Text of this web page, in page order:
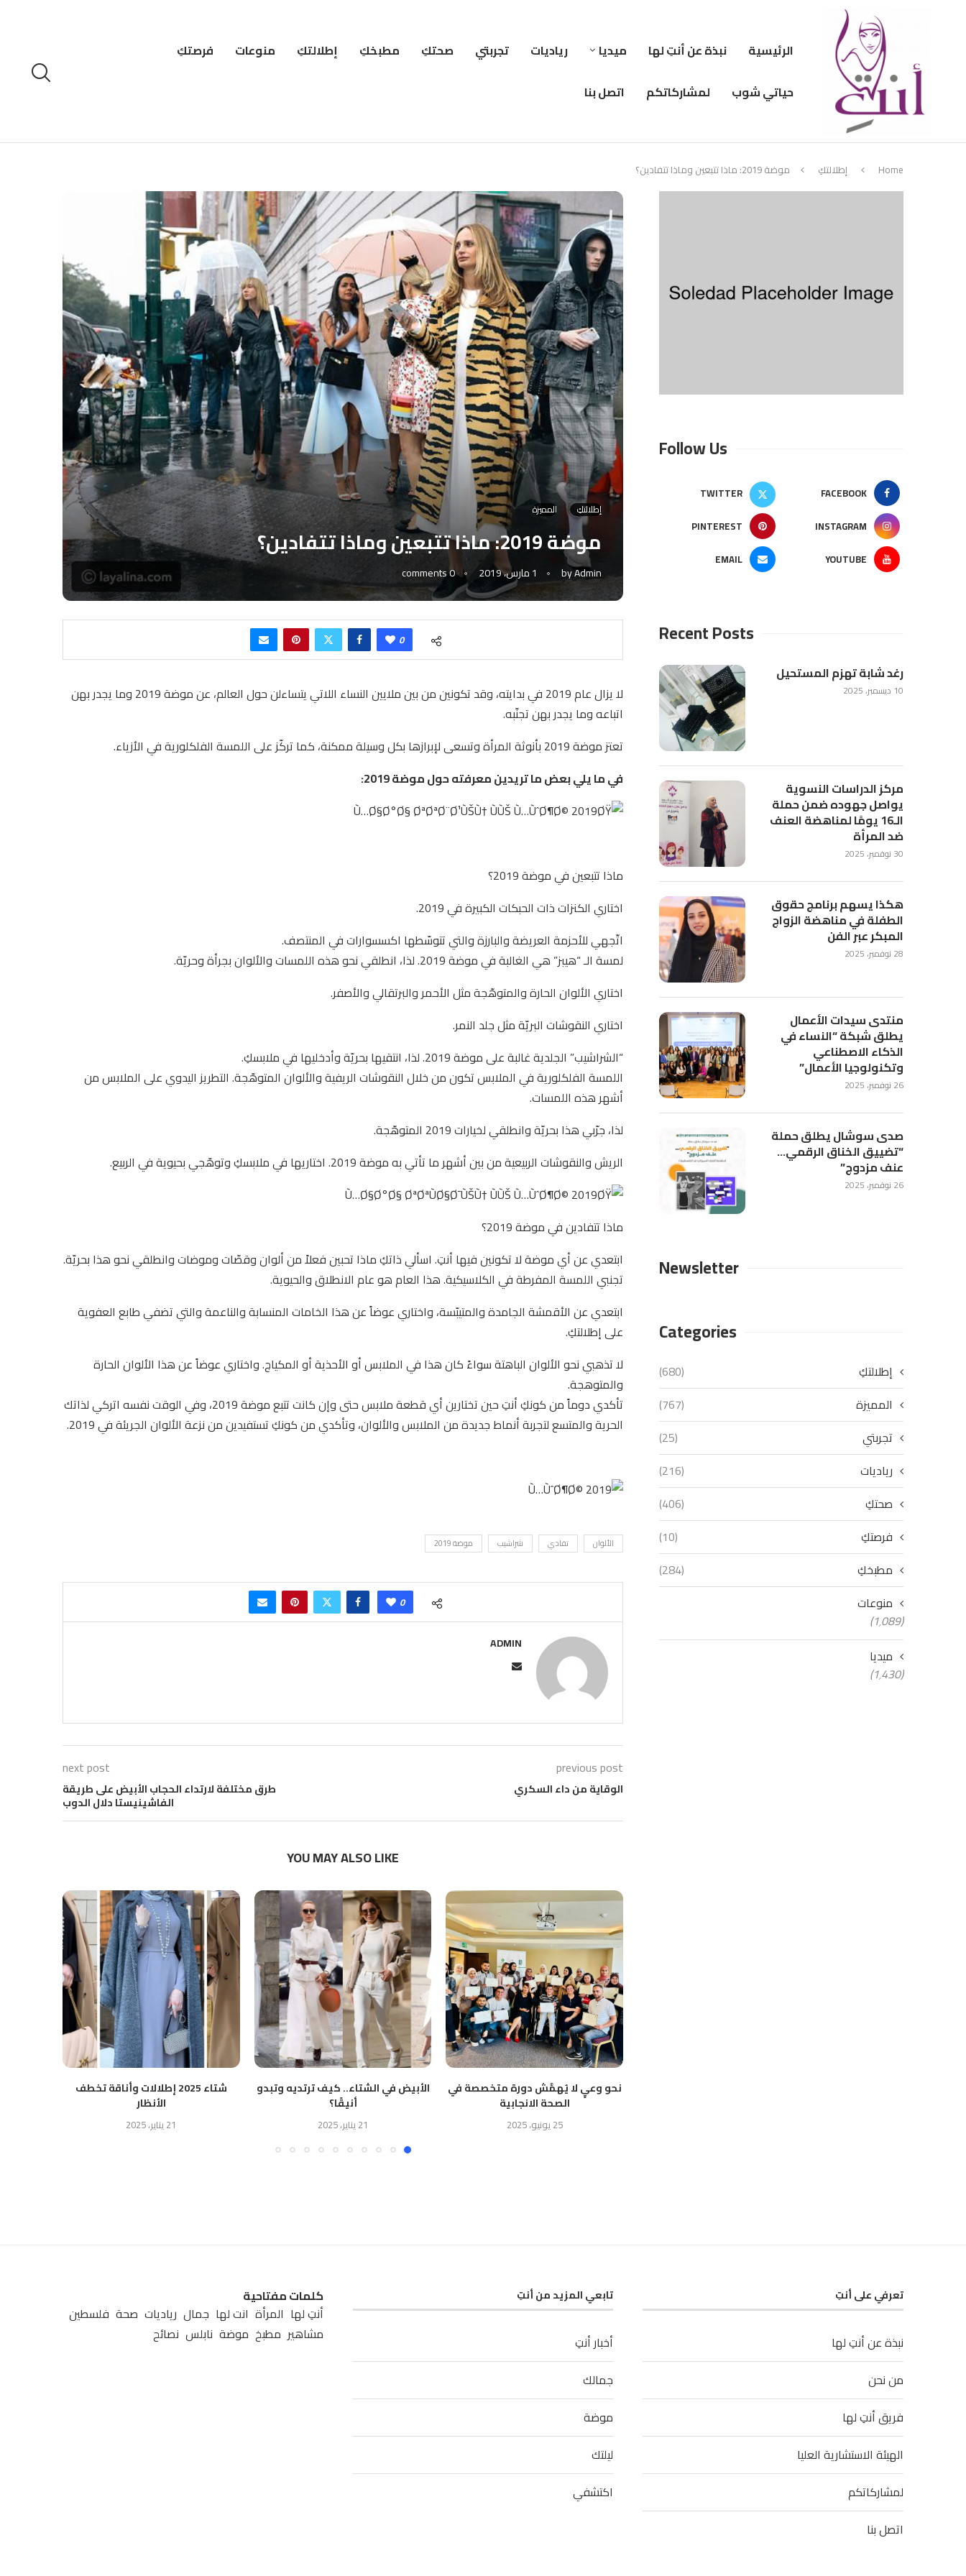
الرئيسية نبذة عن أنتِ لها ميديا رياديات تجربتي صحتكِ مطبخكِ إطلالتكِ منوعات
فرصتكِ
حياتي شوب
لمشاركاتكم اتصل بنا
Home إطلالتكِ موضة 2019: ماذا تتبعين وماذا تتفادين؟
إطلالتكِ المميزة
موضة 2019: ماذا تتبعين وماذا تتفادين؟
byAdmin 1 مارس، 2019 0 comments
0
لا يزال عام 2019 في بدايته، وقد تكونين من بين ملايين النساء اللاتي يتساءلن حول العالم، عن موضة 2019 وما يجدر بهن
اتباعه وما يجدر بهن تجنّبه.
تعتز موضة 2019 بأنوثة المرأة وتسعى لإبرازها بكل وسيلة ممكنة، كما تركّز على اللمسة الفلكلورية في الأزياء.
في ما يلي بعض ما تريدين معرفته حول موضة 2019:
ماذا تتبعين في موضة 2019؟
اختاري الكنزات ذات الحبكات الكبيرة في 2019.
اتّجهي للأحزمة العريضة والبارزة والتي تتوسّطها اكسسوارات في المنتصف.
لمسة الـ “هيبز” هي الغالبة في موضة 2019. لذا، انطلقي نحو هذه اللمسات والألوان بجرأة وحريّة.
اختاري الألوان الحارة والمتوهّجة مثل الأحمر والبرتقالي والأصفر.
اختاري النقوشات البريّة مثل جلد النمر.
“الشراشيب” الجلدية غالبة على موضة 2019. لذا، انتقيها بحريّة وأدخليها في ملابسكِ.
اللمسة الفلكلورية في الملابس تكون من خلال النقوشات الريفية والألوان المتوهّجة. التطريز اليدوي على الملابس من
أشهر هذه اللمسات.
لذا، جرّبي هذا بحريّة وانطلقي لخيارات 2019 المتوهّجة.
الريش والنقوشات الربيعية من بين أشهر ما تأتي به موضة 2019. اختاريها في ملابسكِ وتوهّجي بحيوية في الربيع.
ماذا تتفادين في موضة 2019؟
ابتعدي عن أي موضة لا تكونين فيها أنتِ. اسألي ذاتكِ ماذا تحبين فعلاً من ألوان وقصّات وموضات وانطلقي نحو هذا بحريّة.
تجنبي اللمسة المفرطة في الكلاسيكية. هذا العام هو عام الانطلاق والحيوية.
ابتعدي عن الأقمشة الجامدة والمتيبّسة، واختاري عوضاً عن هذا الخامات المنسابة والناعمة والتي تضفي طابع العفوية
على إطلالتكِ.
لا تذهبي نحو الألوان الباهتة سواءً كان هذا في الملابس أو الأحذية أو المكياج. واختاري عوضاً عن هذا الألوان الحارة
والمتوهجة.
تأكدي دوماً من كونكِ أنتِ حين تختارين أي قطعة ملابس حتى وإن كانت تتبع موضة 2019، وفي الوقت نفسه اتركي لذاتك
الحرية والمتسع لتجربة أنماط جديدة من الملابس والألوان، وتأكدي من كونكِ تستفيدين من نزعة الألوان الجريئة في 2019.
الألوان تفادي شراشيب موضة 2019
0
ADMIN
previous post
الوقاية من داء السكري
next post
طرق مختلفة لارتداء الحجاب الأبيض على طريقة
الفاشينيستا دلال الدوب
YOU MAY ALSO LIKE
نحو وعيٍ لا يُهمَّش دورة متخصصة في
الصحة الانجابية
25 يونيو، 2025
الأبيض في الشتاء.. كيف ترتديه وتبدو
أنيقًا؟
21 يناير، 2025
شتاء 2025 إطلالات وأناقة تخطف
الأنظار
21 يناير، 2025
Follow Us
FACEBOOK
TWITTER
INSTAGRAM
PINTEREST
YOUTUBE
EMAIL
Recent Posts
رغد شابة تهزم المستحيل
10 ديسمبر، 2025
مركز الدراسات النسوية
يواصل جهوده ضمن حملة
الـ16 يومًا لمناهضة العنف
ضد المرأة
30 نوفمبر، 2025
هكذا يسهم برنامج حقوق
الطفلة في مناهضة الزواج
المبكر عبر الفن
28 نوفمبر، 2025
منتدى سيدات الأعمال
يطلق شبكة “النساء في
الذكاء الاصطناعي
وتكنولوجيا الأعمال”
26 نوفمبر، 2025
صدى سوشال يطلق حملة
“تضييق الخناق الرقمي…
عنف مزدوج”
26 نوفمبر، 2025
Newsletter
Categories
إطلالتكِ
(680)
المميزة
(767)
تجربتي
(25)
رياديات
(216)
صحتكِ
(406)
فرصتكِ
(10)
مطبخكِ
(284)
منوعات
(1٬089)
ميديا
(1٬430)
تعرفي على أنتِ
نبذة عن أنتِ لها
من نحن
فريق أنتِ لها
الهيئة الاستشارية العليا
لمشاركاتكم
اتصل بنا
تابعي المزيد من أنتِ
أخبار أنتِ
جمالك
موضة
ليلتك
اكتشفي
كلمات مفتاحية
أنتِ لها المرأة انت لها جمال رياديات صحة فلسطين
مشاهير مطبخ موضة نابلس نصائح